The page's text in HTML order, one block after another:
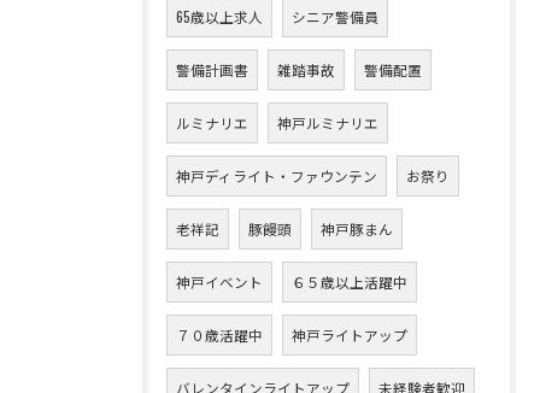
65歳以上求人 シニア警備員
警備計画書 雑踏事故 警備配置
ルミナリエ 神戸ルミナリエ
神戸ディライト・ファウンテン お祭り
老祥記 豚饅頭 神戸豚まん
神戸イベント ６５歳以上活躍中
７０歳活躍中 神戸ライトアップ
バレンタインライトアップ 未経験者歓迎